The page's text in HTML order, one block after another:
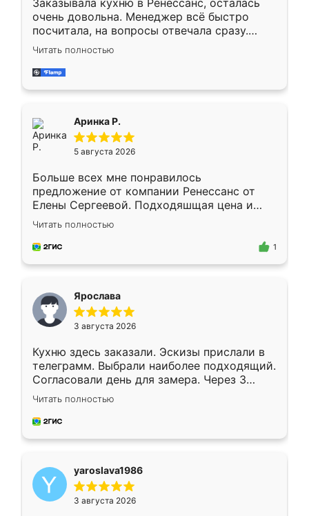
Заказывала кухню в Ренессанс, осталась
очень довольна. Менеджер всё быстро
посчитала, на вопросы отвечала сразу.
Замерщик приехал в субботу, подошёл к
делу со всей ответственностью. Собрали
за день, ребята работали аккуратно, даже
Читать полностью
Аринка Р.
5 августа 2026
Больше всех мне понравилось
предложение от компании Ренессанс от
Елены Сергеевой. Подходяшщая цена и
короткие сроки изготовления. Приехавший
для замера сотрудник Владислав
предложил по моему эскизу самый
Читать полностью
1
Ярослава
3 августа 2026
Кухню здесь заказали. Эскизы прислали в
телеграмм. Выбрали наиболее подходящий.
Согласовали день для замера. Через 3
недели кухня была уже готова. Остались
довольны работой. Спасибо Ренессанс
мебель за качественную работу!
Читать полностью
yaroslava1986
3 августа 2026